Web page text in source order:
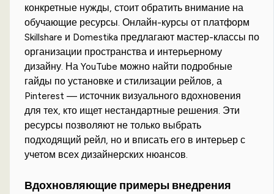
конкретные нужды, стоит обратить внимание на
обучающие ресурсы. Онлайн-курсы от платформ
Skillshare и Domestika предлагают мастер-классы по
организации пространства и интерьерному
дизайну. На YouTube можно найти подробные
гайды по установке и стилизации рейлов, а
Pinterest — источник визуального вдохновения
для тех, кто ищет нестандартные решения. Эти
ресурсы позволяют не только выбрать
подходящий рейл, но и вписать его в интерьер с
учетом всех дизайнерских нюансов.
Вдохновляющие примеры внедрения